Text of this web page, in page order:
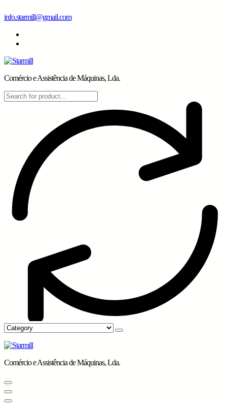
Skip
content
info.starmill@gmail.com
Comércio e Assistência de Máquinas, Lda.
Comércio e Assistência de Máquinas, Lda.